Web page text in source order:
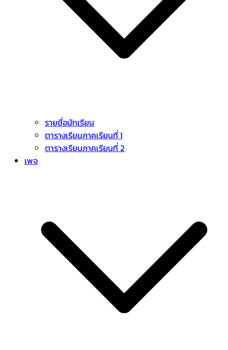
รายชื่อนักเรียน
ตารางเรียนภาคเรียนที่ 1
ตารางเรียนภาคเรียนที่ 2
เพจ